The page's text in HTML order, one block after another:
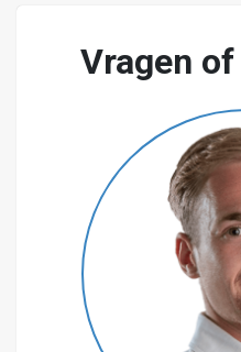
Aanvaarding
Per direct.
Per maand bij
Huurprijsindexering
Jaarlijks, voor het eerst 1
van de
Huishoudens (2015=100),
Centraal Bureau voor de
Vragen